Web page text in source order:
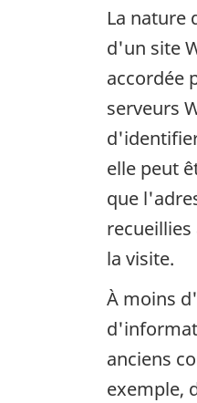
La nature
d'un site
accordée
serveurs
elle peut
que
la visite.
À moins
anciens
exemple,